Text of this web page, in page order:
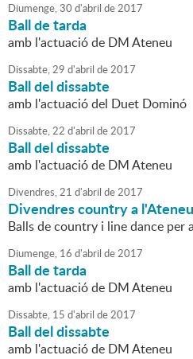
Diumenge,30 d'abril de2017
Ball de tarda
amb l'actuació de DM Ateneu
Dissabte,29 d'abril de2017
Ball del dissabte
amb l'actuació del Duet Dominó
Dissabte,22 d'abril de2017
Ball del dissabte
amb l'actuació de DM Ateneu
Divendres,21 d'abril de2017
Divendres country a l'Ateneu
Balls de country i line dance per
Diumenge, 16 d'abril de2017
Ball de tarda
amb l'actuació de DM Ateneu
Dissabte, 15 d'abril de2017
Ball del dissabte
amb l'actuació de DM Ateneu